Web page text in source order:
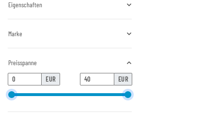
Eigenschaften
Marke
Preisspanne
EUR EUR